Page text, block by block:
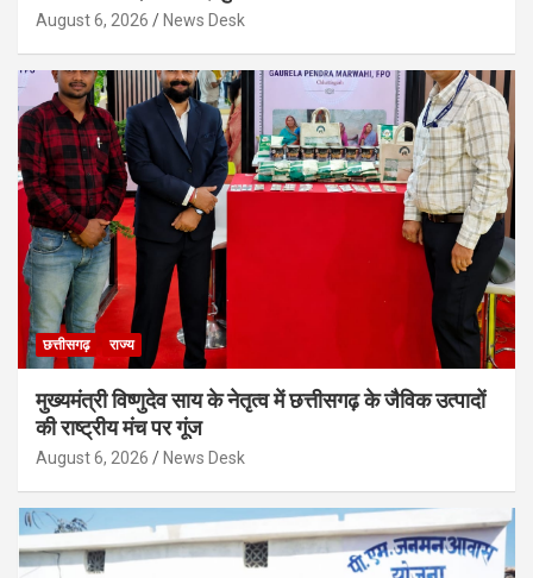
August 6, 2026 News Desk
छत्तीसगढ़ राज्य
मुख्यमंत्री विष्णुदेव साय के नेतृत्व में छत्तीसगढ़ के जैविक उत्पादों
की राष्ट्रीय मंच पर गूंज
August 6, 2026 News Desk